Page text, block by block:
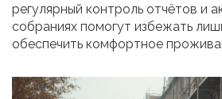
регулярный контроль отчётов и
собраниях помогут избежать
обеспечить комфортное